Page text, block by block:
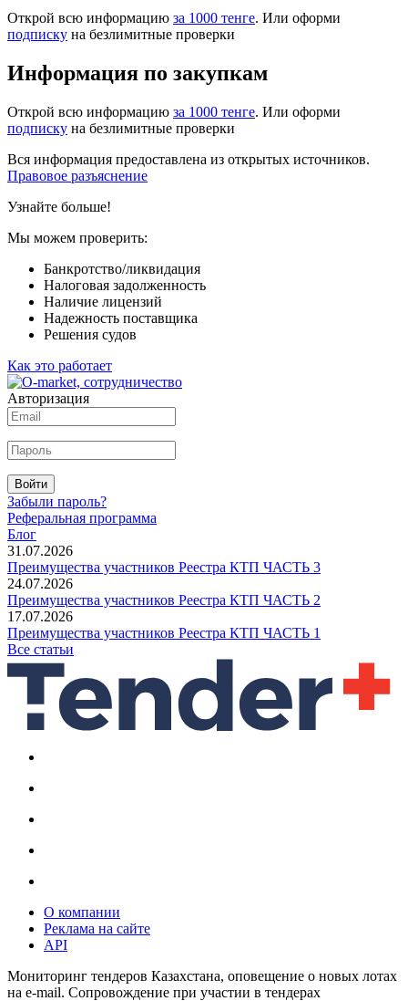
Открой всю информацию за 1000 тенге. Или оформи
подписку на безлимитные проверки
Информация по закупкам
Открой всю информацию за 1000 тенге. Или оформи
подписку на безлимитные проверки
Вся информация предоставлена из открытых источников.
Правовое разъяснение
Узнайте больше!
Мы можем проверить:
Банкротство/ликвидация
Налоговая задолженность
Наличие лицензий
Надежность поставщика
Решения судов
Как это работает
Авторизация
Войти
Забыли пароль?
Реферальная программа
Блог
31.07.2026
Преимущества участников Реестра КТП ЧАСТЬ 3
24.07.2026
Преимущества участников Реестра КТП ЧАСТЬ 2
17.07.2026
Преимущества участников Реестра КТП ЧАСТЬ 1
Все статьи
О компании
Реклама на сайте
API
Мониторинг тендеров Казахстана, оповещение о новых лотах
на e-mail. Сопровождение при участии в тендерах